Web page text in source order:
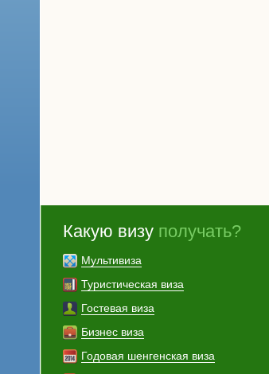
Какую визу получать?
Мультивиза
Туристическая виза
Гостевая виза
Бизнес виза
Годовая шенгенская виза